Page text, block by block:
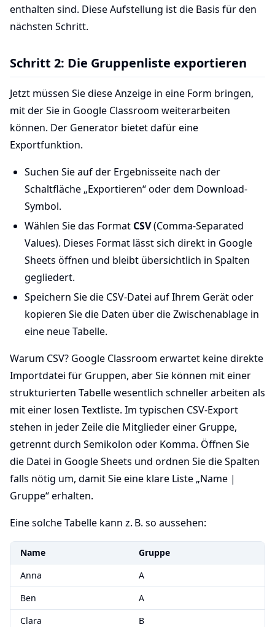
enthalten sind. Diese Aufstellung ist die Basis für den
nächsten Schritt.
Schritt 2: Die Gruppenliste exportieren
Jetzt müssen Sie diese Anzeige in eine Form bringen,
mit der Sie in Google Classroom weiterarbeiten
können. Der Generator bietet dafür eine
Exportfunktion.
Suchen Sie auf der Ergebnisseite nach der
Schaltfläche „Exportieren“ oder dem Download-
Symbol.
Wählen Sie das Format CSV(Comma-Separated
Values). Dieses Format lässt sich direkt in Google
Sheets öffnen und bleibt übersichtlich in Spalten
gegliedert.
Speichern Sie die CSV-Datei auf Ihrem Gerät oder
kopieren Sie die Daten über die Zwischenablage in
eine neue Tabelle.
Warum CSV? Google Classroom erwartet keine direkte
Importdatei für Gruppen, aber Sie können mit einer
strukturierten Tabelle wesentlich schneller arbeiten als
mit einer losen Textliste. Im typischen CSV-Export
stehen in jeder Zeile die Mitglieder einer Gruppe,
getrennt durch Semikolon oder Komma. Öffnen Sie
die Datei in Google Sheets und ordnen Sie die Spalten
falls nötig um, damit Sie eine klare Liste „Name |
Gruppe“ erhalten.
Eine solche Tabelle kann z. B. so aussehen:
Name
Gruppe
Anna
A
Ben
A
Clara
B